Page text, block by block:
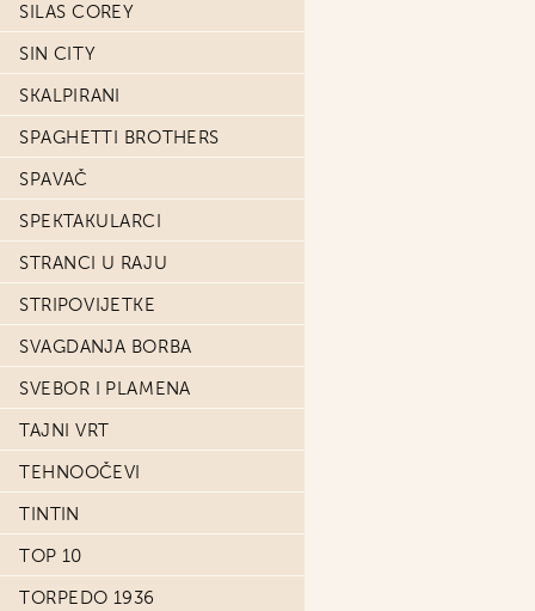
SILAS COREY
SIN CITY
SKALPIRANI
SPAGHETTI BROTHERS
SPAVAČ
SPEKTAKULARCI
STRANCI U RAJU
STRIPOVIJETKE
SVAGDANJA BORBA
SVEBOR I PLAMENA
TAJNI VRT
TEHNOOČEVI
TINTIN
TOP 10
TORPEDO 1936